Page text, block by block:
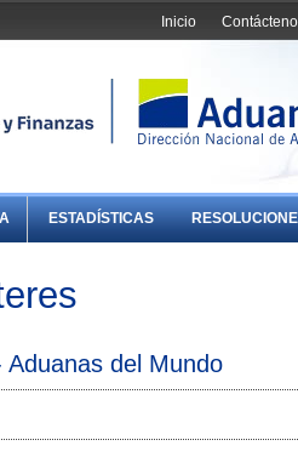
Inicio
ESTADÍSTICAS
del Mundo